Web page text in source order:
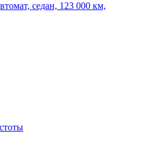
седан, 123 000 км,